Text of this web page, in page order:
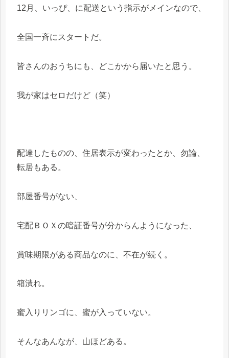
12月、いっぴ、に配送という指示がメインなので、
全国一斉にスタートだ。
皆さんのおうちにも、どこかから届いたと思う。
我が家はセロだけど（笑）
配達したものの、住居表示が変わったとか、勿論、
転居もある。
部屋番号がない、
宅配ＢＯＸの暗証番号が分からんようになった、
賞味期限がある商品なのに、不在が続く。
箱潰れ。
蜜入りリンゴに、蜜が入っていない。
そんなあんなが、山ほどある。